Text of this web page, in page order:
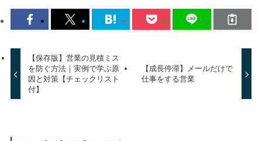
【保存版】営業の見積ミス
を防ぐ方法｜実例で学ぶ原
因と対策【チェックリスト
付】
【成長停滞】メールだけで
仕事をする営業